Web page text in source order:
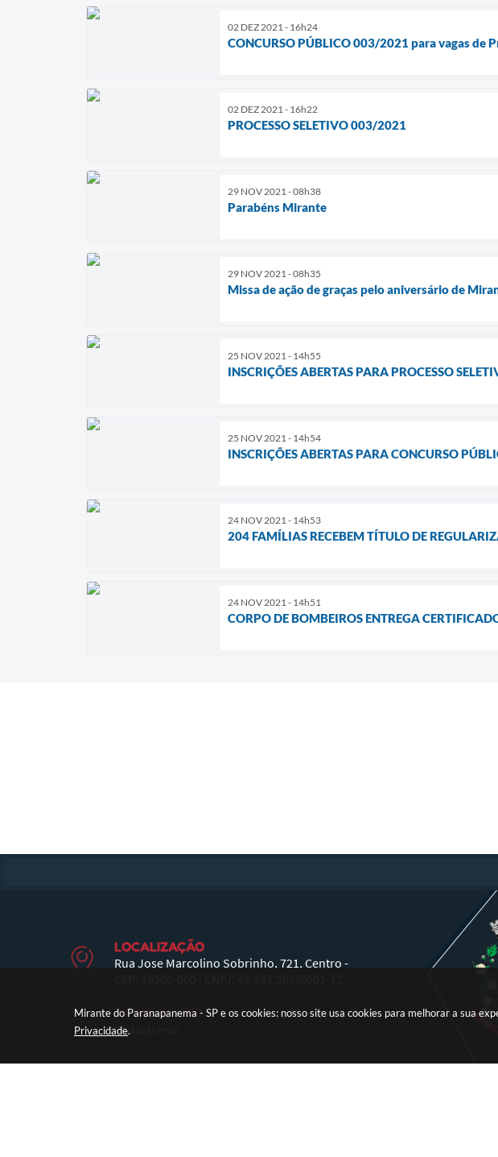
Mirante do Paranapanema - SP e os cookies: nosso site usa cookies para melhorar a sua
Privacidade.
02 DEZ 2021 - 16h24
CONCURSO PÚBLICO 003/2021 para vagas de
02 DEZ 2021 - 16h22
PROCESSO SELETIVO 003/2021
29 NOV 2021 - 08h38
Parabéns Mirante
29 NOV 2021 - 08h35
Missa de ação de graças pelo aniversário de
25 NOV 2021 - 14h55
INSCRIÇÕES ABERTAS PARA PROCESSO
25 NOV 2021 - 14h54
INSCRIÇÕES ABERTAS PARA CONCURSO
24 NOV 2021 - 14h53
204 FAMÍLIAS RECEBEM TÍTULO DE
24 NOV 2021 - 14h51
CORPO DE BOMBEIROS ENTREGA
LOCALIZAÇÃO
Rua Jose Marcolino Sobrinho, 721, Centro -
NEWSLETTER
Cadastre-se